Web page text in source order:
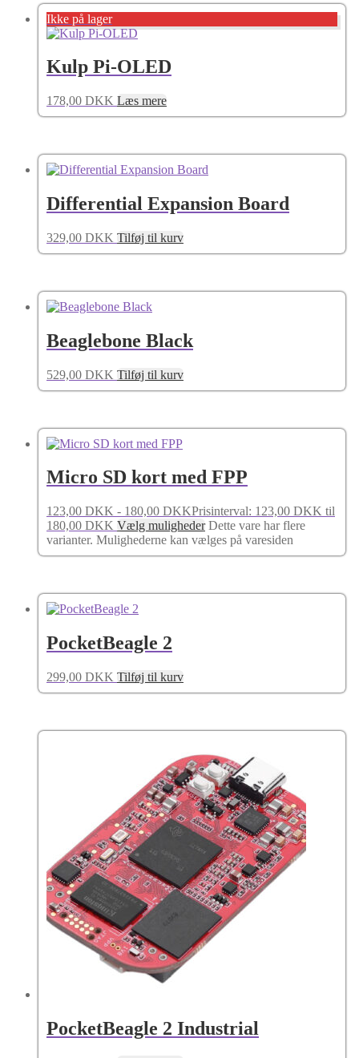
Ikke på lager
Kulp Pi-OLED
178,00 DKK Læs mere
Differential Expansion Board
329,00 DKK Tilføj til kurv
Beaglebone Black
529,00 DKK Tilføj til kurv
Micro SD kort med FPP
123,00 DKK - 180,00 DKKPrisinterval: 123,00 DKK til
180,00 DKK Vælg muligheder Dette vare har flere
varianter. Mulighederne kan vælges på varesiden
PocketBeagle 2
299,00 DKK Tilføj til kurv
PocketBeagle 2 Industrial